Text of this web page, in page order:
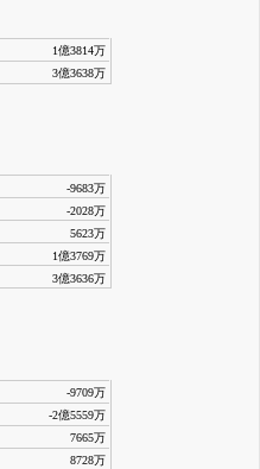
1億3814万
3億3638万
-9683万
-2028万
5623万
1億3769万
3億3636万
-9709万
-2億5559万
7665万
8728万